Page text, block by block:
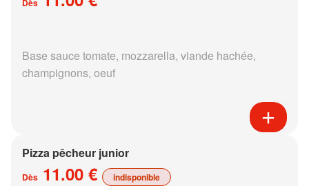
Dès
Base sauce tomate, mozzarella, viande hachée,
champignons, oeuf
Pizza pêcheur junior
Dès 11.00 € indisponible